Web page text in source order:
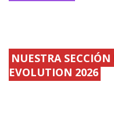
NUESTRA
EVOLUTION 2026